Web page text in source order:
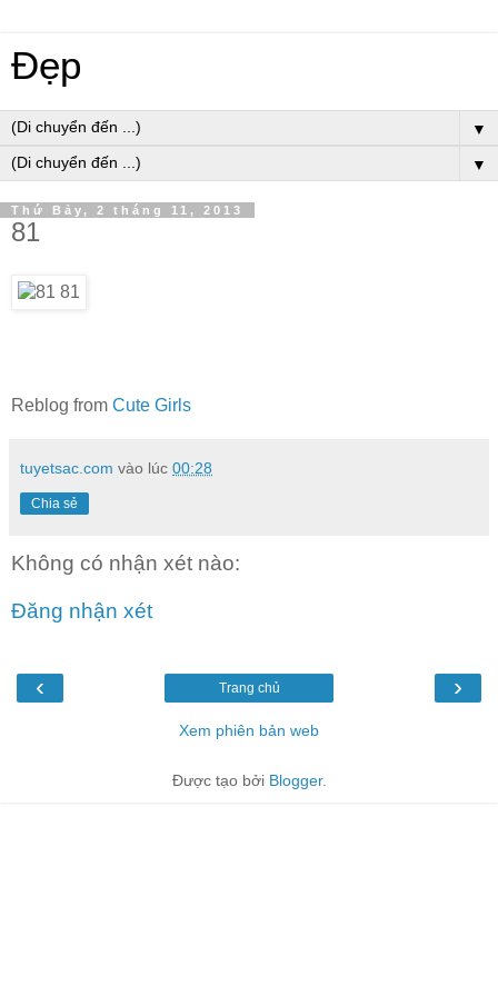
Đẹp
▼
▼
Thứ Bảy, 2 tháng 11, 2013
81
Reblog from Cute Girls
tuyetsac.com vào lúc 00:28
Chia sẻ
Không có nhận xét nào:
Đăng nhận xét
‹ ›
Trang chủ
Xem phiên bản web
Được tạo bởi Blogger.